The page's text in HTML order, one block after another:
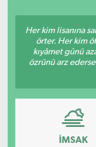
Her kim lisanına
örter. Her kim
kıyâmet günü
özrünü arz
İMSAK